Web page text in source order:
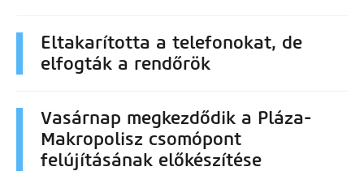
Eltakarította a telefonokat, de
elfogták a rendőrök
Vasárnap megkezdődik a Pláza-
Makropolisz csomópont
felújításának előkészítése